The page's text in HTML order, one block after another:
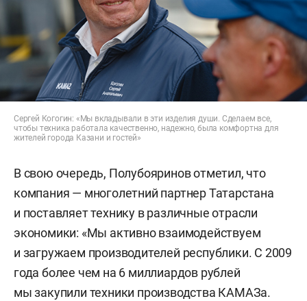
Сергей Когогин: «Мы вкладывали в эти изделия души. Сделаем все,
чтобы техника работала качественно, надежно, была комфортна для
жителей города Казани и гостей»
В свою очередь, Полубояринов отметил, что
компания — многолетний партнер Татарстана
и поставляет технику в различные отрасли
экономики: «Мы активно взаимодействуем
и загружаем производителей республики. С 2009
года более чем на 6 миллиардов рублей
мы закупили техники производства КАМАЗа.